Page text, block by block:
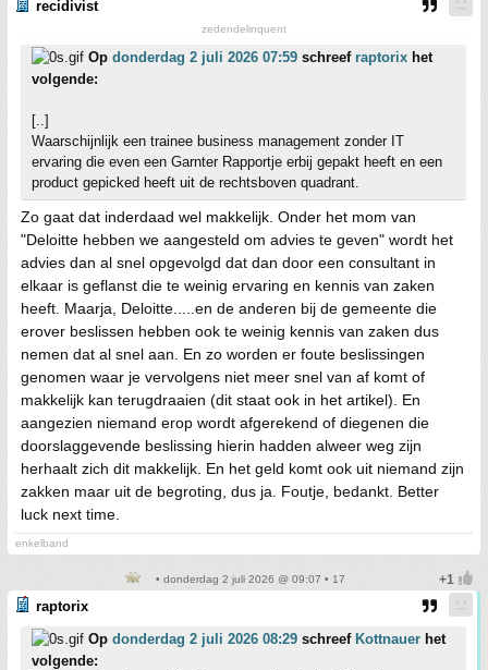
recidivist
zedendelinquent
Op donderdag 2 juli 2026 07:59 schreef raptorix het
volgende:
[..]
Waarschijnlijk een trainee business management zonder IT
ervaring die even een Garnter Rapportje erbij gepakt heeft en een
product gepicked heeft uit de rechtsboven quadrant.
Zo gaat dat inderdaad wel makkelijk. Onder het mom van
"Deloitte hebben we aangesteld om advies te geven" wordt het
advies dan al snel opgevolgd dat dan door een consultant in
elkaar is geflanst die te weinig ervaring en kennis van zaken
heeft. Maarja, Deloitte.....en de anderen bij de gemeente die
erover beslissen hebben ook te weinig kennis van zaken dus
nemen dat al snel aan. En zo worden er foute beslissingen
genomen waar je vervolgens niet meer snel van af komt of
makkelijk kan terugdraaien (dit staat ook in het artikel). En
aangezien niemand erop wordt afgerekend of diegenen die
doorslaggevende beslissing hierin hadden alweer weg zijn
herhaalt zich dit makkelijk. En het geld komt ook uit niemand zijn
zakken maar uit de begroting, dus ja. Foutje, bedankt. Better
luck next time.
enkelband
• donderdag 2 juli 2026 @ 09:07 • 17
raptorix
Op donderdag 2 juli 2026 08:29 schreef Kottnauer het
volgende: